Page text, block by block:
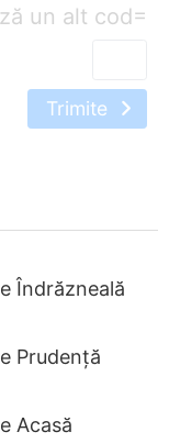
=
Trimite
Îndrăzneală
Prudență
Acasă